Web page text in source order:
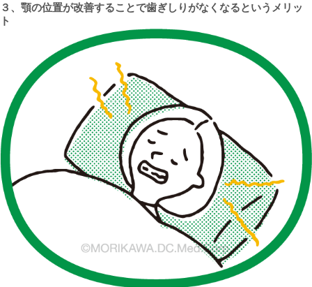
３、顎の位置が改善することで歯ぎしりがなくなるというメリッ
ト